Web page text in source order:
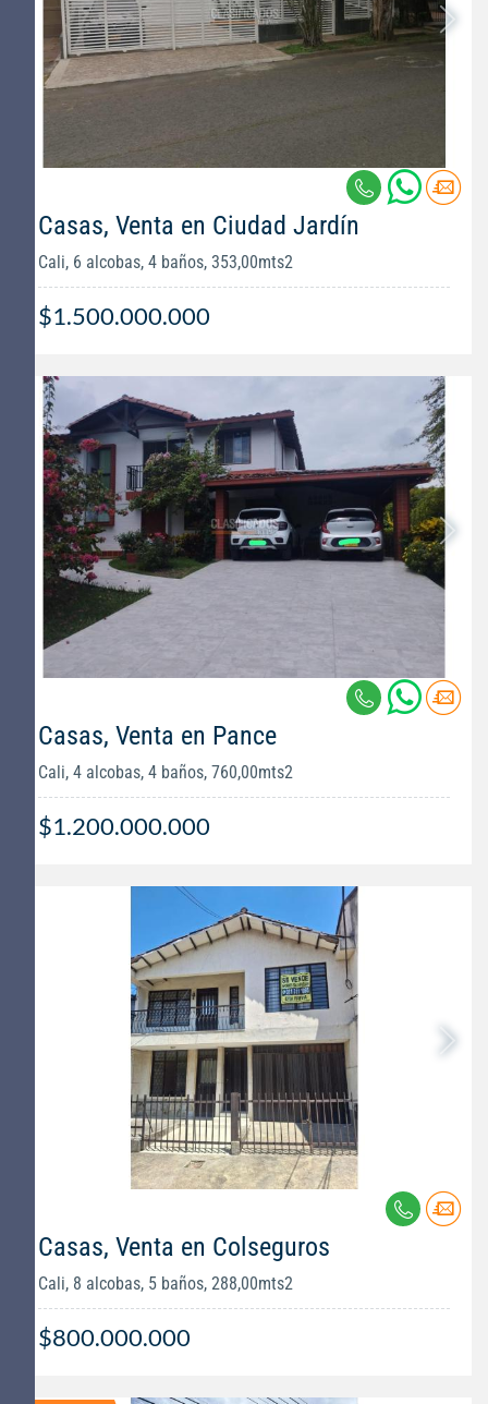
Casas, Venta en Ciudad Jardín
Cali, 6 alcobas, 4 baños, 353,00mts2
$1.500.000.000
Casas, Venta en Pance
Cali, 4 alcobas, 4 baños, 760,00mts2
$1.200.000.000
Casas, Venta en Colseguros
Cali, 8 alcobas, 5 baños, 288,00mts2
$800.000.000